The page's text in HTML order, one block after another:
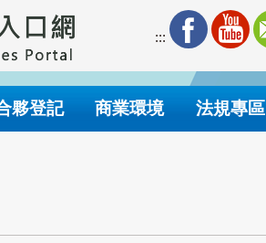
:::
夥登記 商業環境 法規專區